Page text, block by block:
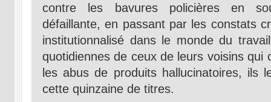
contre les bavures policières en
défaillante, en passant par les constats
institutionnalisé dans le monde du
quotidiennes de ceux de leurs voisins qui
les abus de produits hallucinatoires, ils
cette quinzaine de titres.